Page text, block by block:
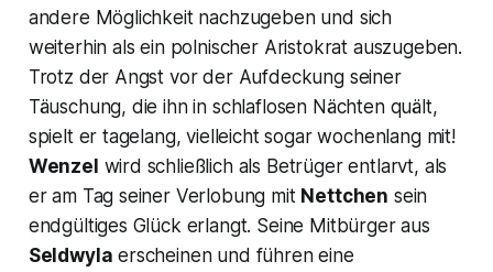
andere Möglichkeit nachzugeben und sich
weiterhin als ein polnischer Aristokrat auszugeben.
Trotz der Angst vor der Aufdeckung seiner
Täuschung, die ihn in schlaflosen Nächten quält,
spielt er tagelang, vielleicht sogar wochenlang mit!
Wenzel wird schließlich als Betrüger entlarvt, als
er am Tag seiner Verlobung mit Nettchen sein
endgültiges Glück erlangt. Seine Mitbürger aus
Seldwyla erscheinen und führen eine